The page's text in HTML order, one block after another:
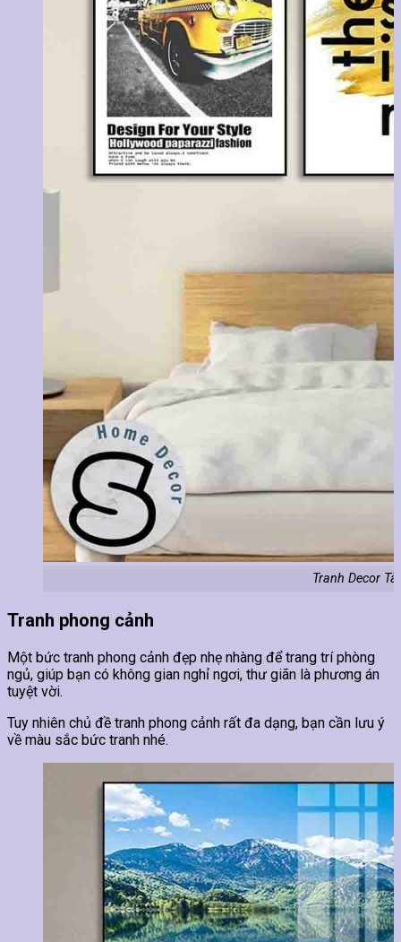
Tranh Decor
Tranh phong cảnh
Một bức tranh phong cảnh đẹp nhẹ nhàng để trang trí phòng
ngủ, giúp bạn có không gian nghỉ ngơi, thư giãn là phương án
tuyệt vời.
Tuy nhiên chủ đề tranh phong cảnh rất đa dạng, bạn cần lưu ý
về màu sắc bức tranh nhé.